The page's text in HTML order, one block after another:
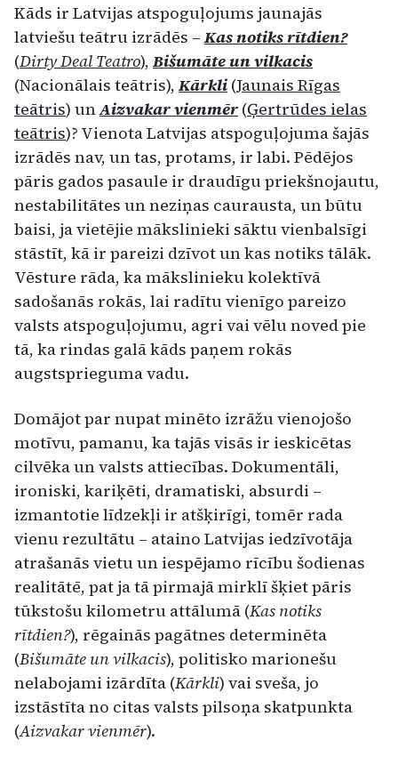
Kāds ir Latvijas atspoguļojums jaunajās
latviešu teātru izrādēs – Kas notiks rītdien?
(Dirty Deal Teatro), Bišumāte un vilkacis
(Nacionālais teātris), Kārkli (Jaunais Rīgas
teātris) unAizvakar vienmēr (Ģertrūdes ielas
teātris)? Vienota Latvijas atspoguļojuma šajās
izrādēs nav, un tas, protams, ir labi. Pēdējos
pāris gados pasaule ir draudīgu priekšnojautu,
nestabilitātes un neziņas caurausta, un būtu
baisi, ja vietējie mākslinieki sāktu vienbalsīgi
stāstīt, kā ir pareizi dzīvot un kas notiks tālāk.
Vēsture rāda, ka mākslinieku kolektīvā
sadošanās rokās, lai radītu vienīgo pareizo
valsts atspoguļojumu, agri vai vēlu noved pie
tā, ka rindas galā kāds paņem rokās
augstsprieguma vadu.
Domājot par nupat minēto izrāžu vienojošo
motīvu, pamanu, ka tajās visās ir ieskicētas
cilvēka un valsts attiecības. Dokumentāli,
ironiski, kariķēti, dramatiski, absurdi –
izmantotie līdzekļi ir atšķirīgi, tomēr rada
vienu rezultātu – ataino Latvijas iedzīvotāja
atrašanās vietu un iespējamo rīcību šodienas
realitātē, pat ja tā pirmajā mirklī šķiet pāris
tūkstošu kilometru attālumā (Kas notiks
rītdien?), rēgainās pagātnes determinēta
(Bišumāte un vilkacis), politisko marionešu
nelabojami izārdīta (Kārkli) vai sveša, jo
izstāstīta no citas valsts pilsoņa skatpunkta
(Aizvakar vienmēr).